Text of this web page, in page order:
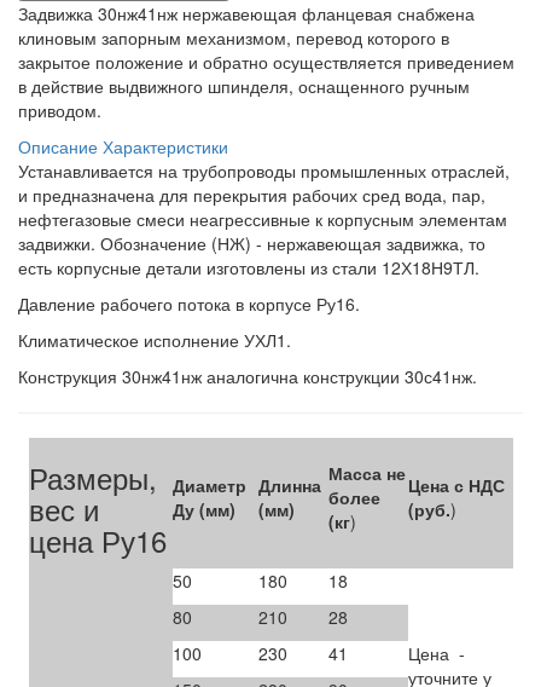
Задвижка 30нж41нж нержавеющая фланцевая снабжена
клиновым запорным механизмом, перевод которого в
закрытое положение и обратно осуществляется приведением
в действие выдвижного шпинделя, оснащенного ручным
приводом.
Описание Характеристики
Устанавливается на трубопроводы промышленных отраслей,
и предназначена для перекрытия рабочих сред вода, пар,
нефтегазовые смеси неагрессивные к корпусным элементам
задвижки. Обозначение (НЖ) - нержавеющая задвижка, то
есть корпусные детали изготовлены из стали 12Х18Н9ТЛ.
Давление рабочего потока в корпусе Ру16.
Климатическое исполнение УХЛ1.
Конструкция 30нж41нж аналогична конструкции 30с41нж.
Размеры,
вес и
цена Ру16
Диаметр
Ду (мм)
Длинна
(мм)
Масса не
более
(кг)
Цена с НДС
(руб.)
50 180 18
Цена -
уточните у
80 210
28
100
230
41